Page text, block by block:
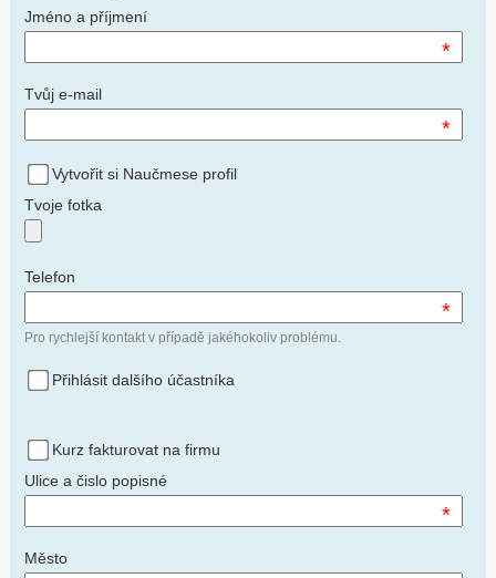
Jméno a příjmení
*
Tvůj e-mail
*
Vytvořit si Naučmese profil
Tvoje fotka
Telefon
*
Pro rychlejší kontakt v případě jakéhokoliv problému.
Přihlásit dalšího účastníka
Kurz fakturovat na firmu
Ulice a čislo popisné
*
Město